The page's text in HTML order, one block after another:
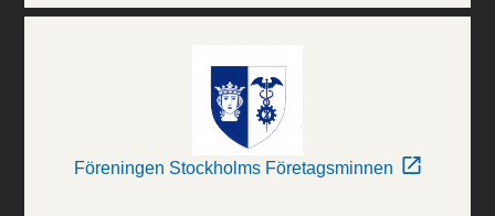
Föreningen Stockholms Företagsminnen